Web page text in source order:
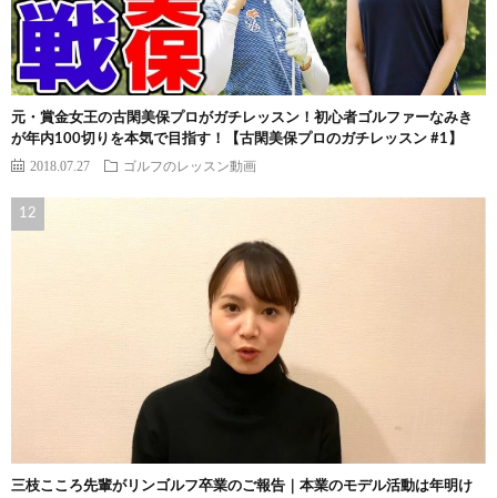
元・賞金女王の古閑美保プロがガチレッスン！初心者ゴルファーなみき
が年内100切りを本気で目指す！【古閑美保プロのガチレッスン #1】
2018.07.27 ゴルフのレッスン動画
三枝こころ先輩がリンゴルフ卒業のご報告｜本業のモデル活動は年明け